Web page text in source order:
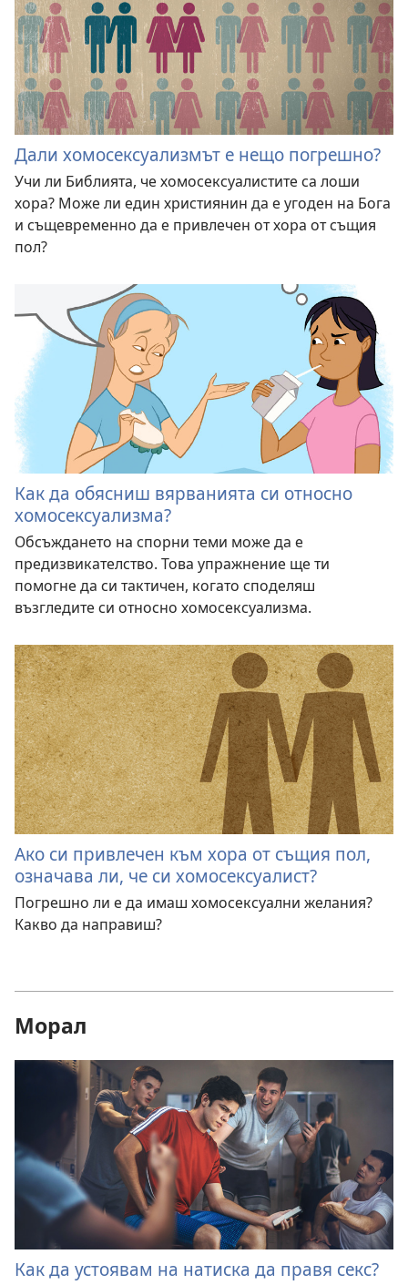
Дали хомосексуализмът е нещо погрешно?
Учи ли Библията, че хомосексуалистите са лоши
хора? Може ли един християнин да е угоден на Бога
и същевременно да е привлечен от хора от същия
пол?
Как да обясниш вярванията си относно
хомосексуализма?
Обсъждането на спорни теми може да е
предизвикателство. Това упражнение ще ти
помогне да си тактичен, когато споделяш
възгледите си относно хомосексуализма.
Ако си привлечен към хора от същия пол,
означава ли, че си хомосексуалист?
Погрешно ли е да имаш хомосексуални желания?
Какво да направиш?
Морал
Как да устоявам на натиска да правя секс?